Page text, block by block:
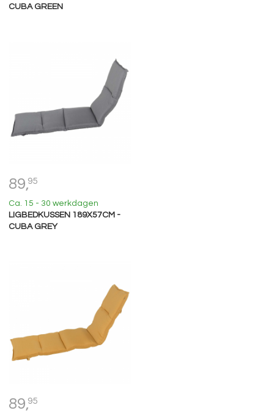
CUBA GREEN
89,95
Ca. 15 - 30 werkdagen
LIGBEDKUSSEN 189X57CM -
CUBA GREY
89,95